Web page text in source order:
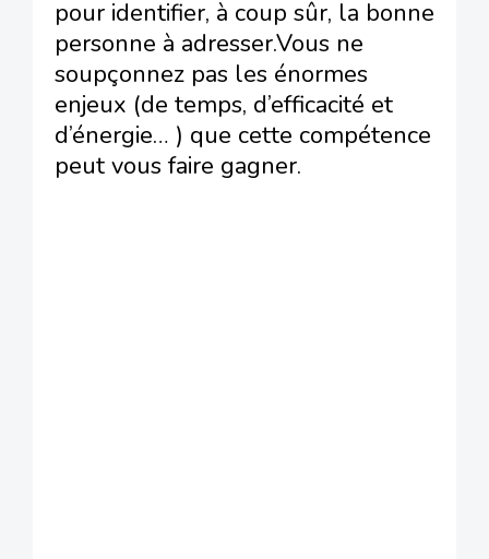
pour identifier, à coup sûr, la bonne
personne à adresser.Vous ne
soupçonnez pas les énormes
enjeux (de temps, d’efficacité et
d’énergie… ) que cette compétence
peut vous faire gagner.